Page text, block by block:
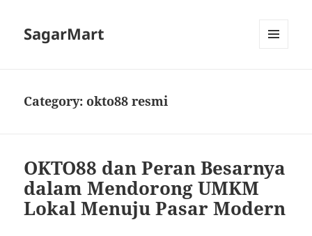
SagarMart
Category:okto88 resmi
OKTO88 dan Peran Besarnya
dalam Mendorong UMKM
Lokal Menuju Pasar Modern